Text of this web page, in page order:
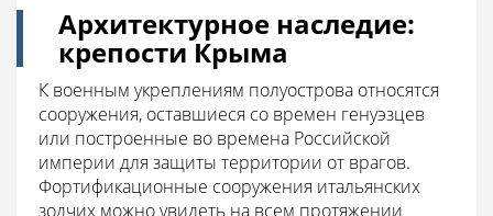
Архитектурное наследие:
крепости Крыма
К военным укреплениям полуострова относятся
сооружения, оставшиеся со времен генуэзцев
или построенные во времена Российской
империи для защиты территории от врагов.
Фортификационные сооружения итальянских
зодчих можно увидеть на всем протяжении